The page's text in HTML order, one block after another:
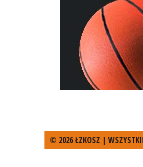
© 2026 ŁZKOSZ |